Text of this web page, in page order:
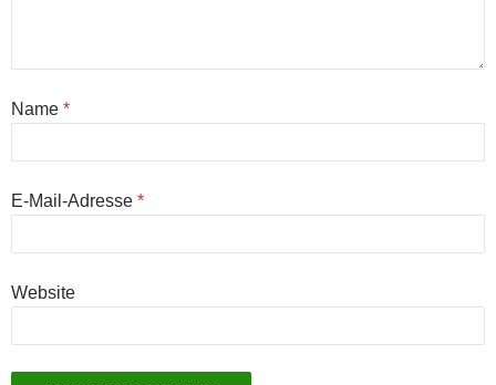
Name *
E-Mail-Adresse *
Website